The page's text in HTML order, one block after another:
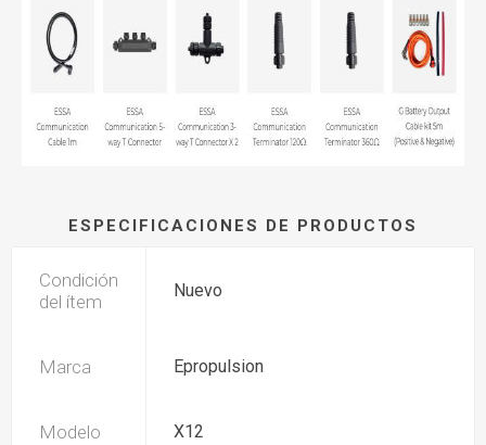
ESPECIFICACIONES DE PRODUCTOS
Condición
del ítem
Nuevo
Marca Epropulsion
Modelo X12